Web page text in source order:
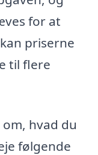
for at
priserne
til flere
hvad du
følgende